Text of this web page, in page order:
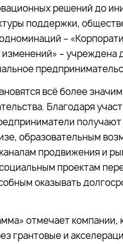
решений до
поддержки,
–
– учреждена
всё более
Благодаря
получают
образовательным
продвижения и
проектам
оказывать
отмечает компании,
грантовые и